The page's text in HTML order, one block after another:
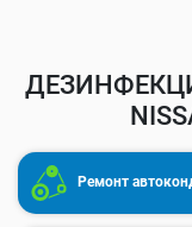
Ремонт